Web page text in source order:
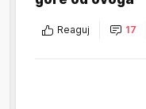
Reaguj 17